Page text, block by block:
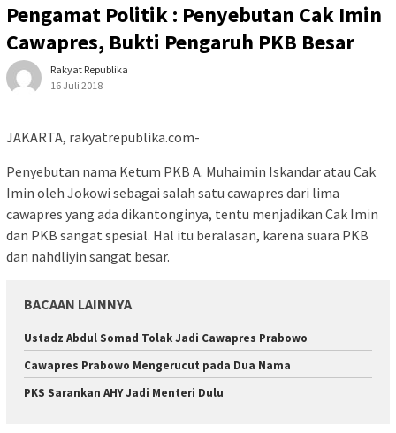
Pengamat Politik : Penyebutan Cak Imin
Cawapres, Bukti Pengaruh PKB Besar
Rakyat Republika
16 Juli 2018
JAKARTA, rakyatrepublika.com-
Penyebutan nama Ketum PKB A. Muhaimin Iskandar atau Cak
Imin oleh Jokowi sebagai salah satu cawapres dari lima
cawapres yang ada dikantonginya, tentu menjadikan Cak Imin
dan PKB sangat spesial. Hal itu beralasan, karena suara PKB
dan nahdliyin sangat besar.
BACAAN LAINNYA
Ustadz Abdul Somad Tolak Jadi Cawapres Prabowo
Cawapres Prabowo Mengerucut pada Dua Nama
PKS Sarankan AHY Jadi Menteri Dulu